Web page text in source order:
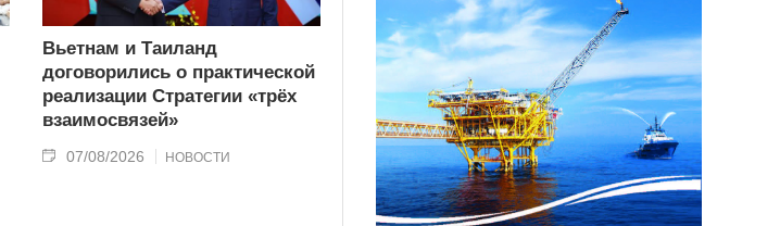
Вьетнам и Таиланд
договорились о практической
реализации Стратегии «трёх
взаимосвязей»
07/08/2026 НОВОСТИ